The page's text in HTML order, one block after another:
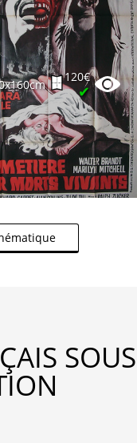
120€
✔
SOUS